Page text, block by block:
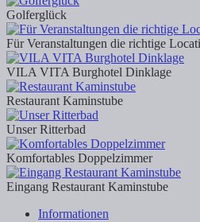
Golferglück
Für Veranstaltungen die richtige
VILA VITA Burghotel Dinklage
Restaurant Kaminstube
Unser Ritterbad
Komfortables Doppelzimmer
Eingang Restaurant Kaminstube
Informationen